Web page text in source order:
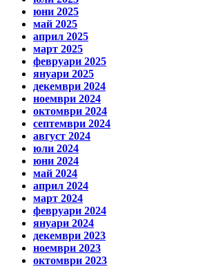
юни 2025
май 2025
април 2025
март 2025
февруари 2025
януари 2025
декември 2024
ноември 2024
октомври 2024
септември 2024
август 2024
юли 2024
юни 2024
май 2024
април 2024
март 2024
февруари 2024
януари 2024
декември 2023
ноември 2023
октомври 2023